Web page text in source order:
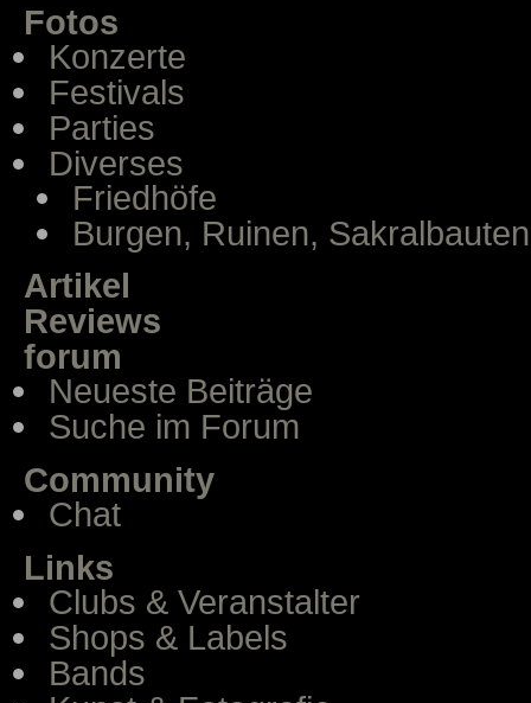
Fotos
Konzerte
Festivals
Parties
Diverses
Friedhöfe
Burgen, Ruinen, Sakralbauten
Artikel
Reviews
forum
Neueste Beiträge
Suche im Forum
Community
Chat
Links
Clubs & Veranstalter
Shops & Labels
Bands